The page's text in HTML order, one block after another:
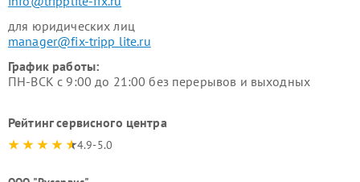
для юридических лиц
manager@fix-tripp lite.ru
График работы:
ПН-ВСК с 9:00 до 21:00 без перерывов и выходных
Рейтинг сервисного центра
4.9-5.0